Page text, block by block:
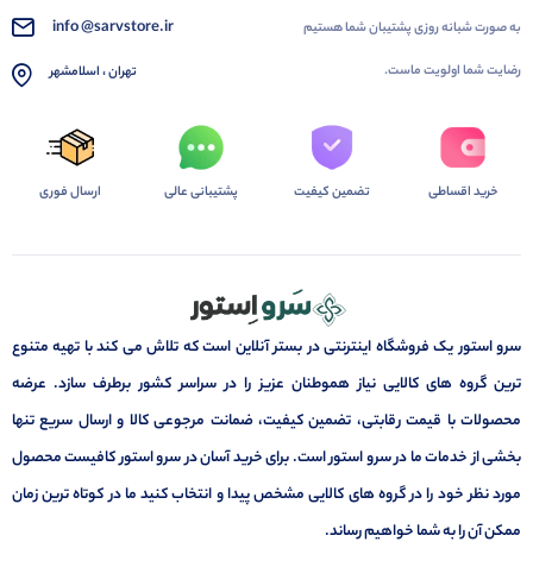
به صورت شبانه روزی پشتیبان شما هستیم
رضایت شما اولویت ماست.
info @sarvstore.ir
تهران ، اسلامشهر
خرید اقساطی تضمین کیفیت پشتیبانی عالی ارسال فوری
سرو استور یک فروشگاه اینترنتی در بستر آنلاین است که تلاش می کند با تهیه متنوع
ترین گروه های کالایی نیاز هموطنان عزیز را در سراسر کشور برطرف سازد. عرضه
محصولات با قیمت رقابتی، تضمین کیفیت، ضمانت مرجوعی کالا و ارسال سریع تنها
بخشی از خدمات ما در سرو استور است. برای خرید آسان در سرو استور کافیست محصول
مورد نظر خود را در گروه های کالایی مشخص پیدا و انتخاب کنید ما در کوتاه ترین زمان
ممکن آن را به شما خواهیم رساند.